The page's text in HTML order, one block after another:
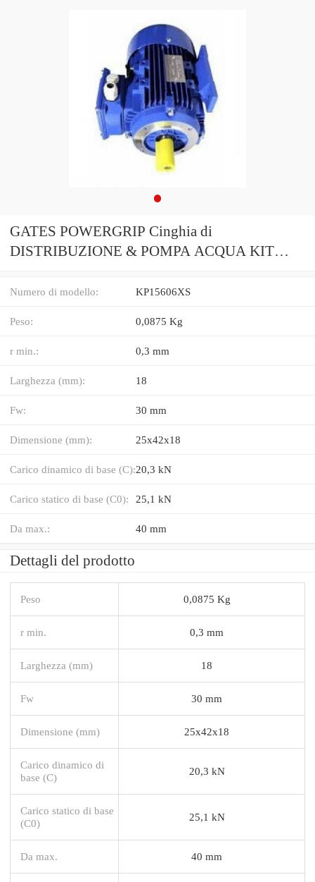
GATES POWERGRIP Cinghia di
DISTRIBUZIONE & POMPA ACQUA KIT
Numero di modello: KP15606XS
Peso: 0,0875 Kg
r min.: 0,3 mm
Larghezza (mm): 18
Fw: 30 mm
Dimensione (mm): 25x42x18
Carico dinamico di base (C):20,3 kN
Carico statico di base (C0): 25,1 kN
Da max.: 40 mm
Dettagli del prodotto
Peso 0,0875 Kg
r min. 0,3 mm
Larghezza (mm) 18
Fw 30 mm
Dimensione (mm) 25x42x18
Carico dinamico di
base (C)
20,3 kN
Carico statico di base
(C0)
25,1 kN
Da max. 40 mm